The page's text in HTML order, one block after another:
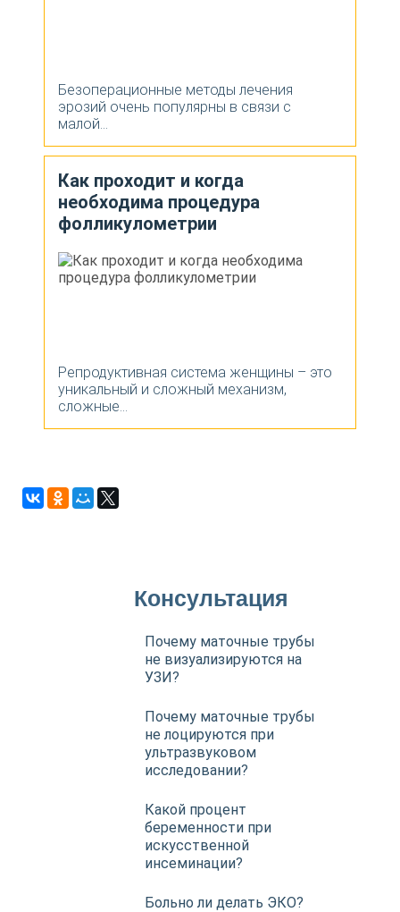
Безоперационные методы лечения
эрозий очень популярны в связи с
малой...
Как проходит и когда
необходима процедура
фолликулометрии
Репродуктивная система женщины – это
уникальный и сложный механизм,
сложные...
Консультация
Почему маточные трубы
не визуализируются на
УЗИ?
Почему маточные трубы
не лоцируются при
ультразвуковом
исследовании?
Какой процент
беременности при
искусственной
инсеминации?
Больно ли делать ЭКО?